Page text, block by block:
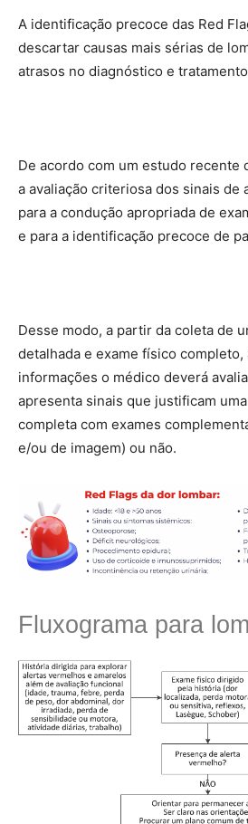
A identificação precoce das Red
descartar causas mais sérias de
atrasos no diagnóstico e
De acordo com um estudo recente
a avaliação criteriosa dos sinais de
para a condução apropriada de
e para a identificação precoce de
Desse modo, a partir da coleta de
detalhada e exame físico completo,
informações o médico deverá
apresenta sinais que justificam
completa com exames
e/ou de imagem) ou não.
Fluxograma para